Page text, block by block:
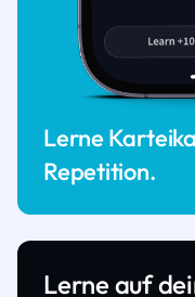
Lerne
Repetition.
Lerne auf